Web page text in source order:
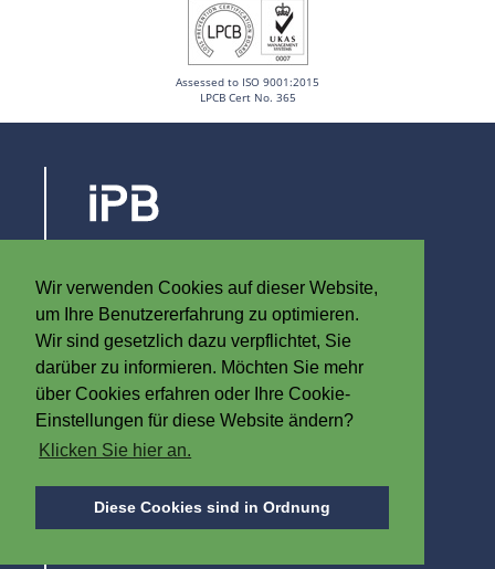
Wir verwenden Cookies auf dieser Website,
um Ihre Benutzererfahrung zu optimieren.
Wir sind gesetzlich dazu verpflichtet, Sie
darüber zu informieren. Möchten Sie mehr
über Cookies erfahren oder Ihre Cookie-
Einstellungen für diese Website ändern?
Klicken Sie hier an.
Diese Cookies sind in Ordnung
Assessed to ISO 9001:2015
LPCB Cert No. 365
8790 Waregem
Belgien
T +32 (0)56 60 79 19
F +32 (0)56 61 08 85
info@iplast.be
ÜBER IPB